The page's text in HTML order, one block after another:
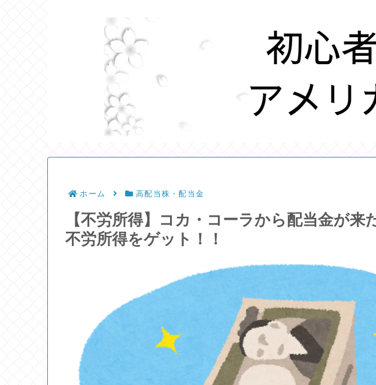
ホーム 高配当株・配当金
【不労所得】コカ・コーラから配当金が来
不労所得をゲット！！